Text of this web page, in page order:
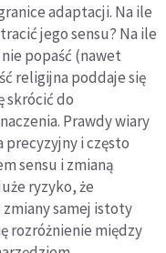
adaptacji. Na ile
jego sensu? Na ile
popaść (nawet
religijna poddaje się
skrócić do
Prawdy wiary
precyzyjny i często
sensu i zmianą
ryzyko, że
samej istoty
rozróżnienie między